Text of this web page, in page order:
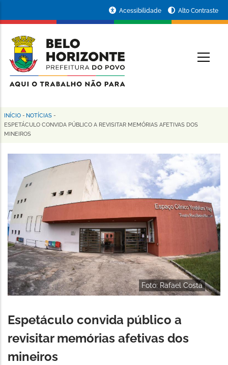
conteúdo
principal
da
Prefeitura
de
Horizonte
Acessibilidade Alto Contraste
Trilha
de
navegação
INÍCIO - NOTÍCIAS -
ESPETÁCULO CONVIDA PÚBLICO A REVISITAR MEMÓRIAS AFETIVAS DOS
MINEIROS
Foto: Rafael Costa
Espetáculo convida público a
revisitar memórias afetivas dos
mineiros